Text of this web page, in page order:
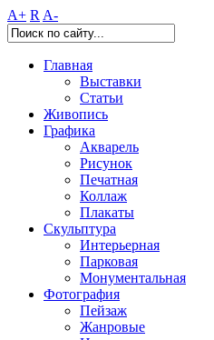
A+ R A-
Главная
Выставки
Статьи
Живопись
Графика
Акварель
Рисунок
Печатная
Коллаж
Плакаты
Скульптура
Интерьерная
Парковая
Монументальная
Фотография
Пейзаж
Жанровые